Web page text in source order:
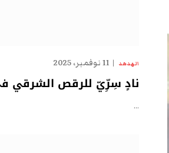
الهدهد 11 نوفمبر، 2025
نادٍ سِرِّيّ للرقص الشرقي
…